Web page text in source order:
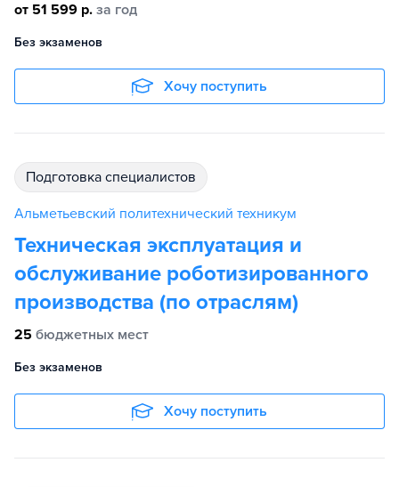
от 51 599 р. за год
Без экзаменов
Хочу поступить
подготовка специалистов
Альметьевский политехнический техникум
Техническая эксплуатация и
обслуживание роботизированного
производства (по отраслям)
25 бюджетных мест
Без экзаменов
Хочу поступить